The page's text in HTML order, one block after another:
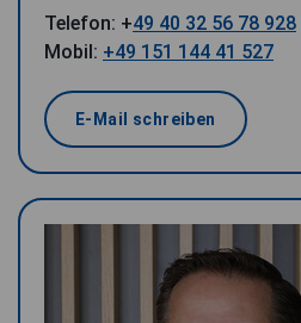
Telefon: +49 40 32 56 78 928
Mobil: +49 151 144 41 527
E-Mail schreiben